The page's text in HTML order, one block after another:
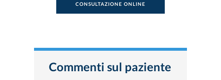
CONSULTAZIONE ONLINE
Commenti sul paziente